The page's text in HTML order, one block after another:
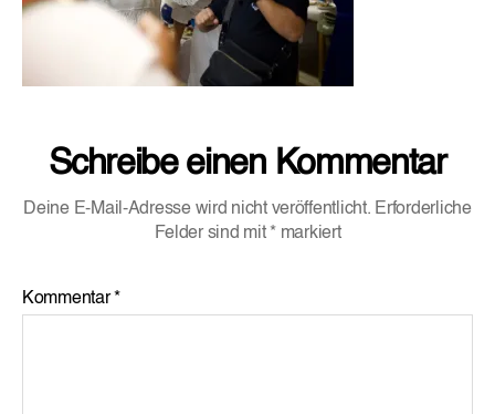
Schreibe einen Kommentar
Deine E-Mail-Adresse wird nicht veröffentlicht. Erforderliche
Felder sind mit * markiert
Kommentar*